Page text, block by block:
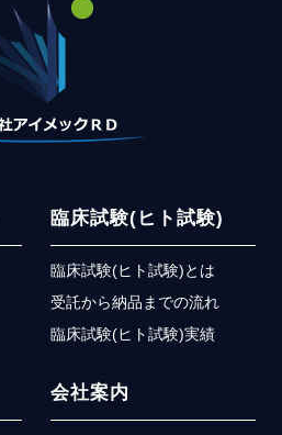
臨床試験(ヒト試験)
臨床試験(ヒト試験)とは
受託から納品までの流れ
臨床試験(ヒト試験)実績
会社案内